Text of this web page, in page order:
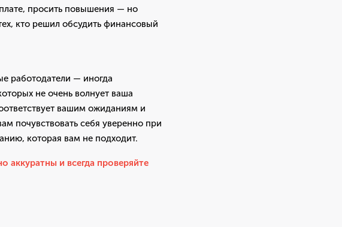
просить повышения — но
кто решил обсудить финансовый
работодатели — иногда
не очень волнует ваша
вашим ожиданиям и
почувствовать себя уверенно при
которая вам не подходит.
и всегда проверяйте